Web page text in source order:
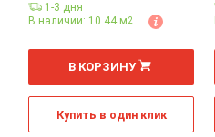
1-3 дня
В наличии: 10.44 м2
м
В КОРЗИНУ
Купить в один клик